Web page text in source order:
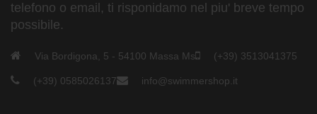
telefono o email, ti risponidamo nel piu' breve tempo
possibile.
Via Bordigona, 5 - 54100 Massa Ms (+39) 3513041375
(+39) 0585026137 info@swimmershop.it